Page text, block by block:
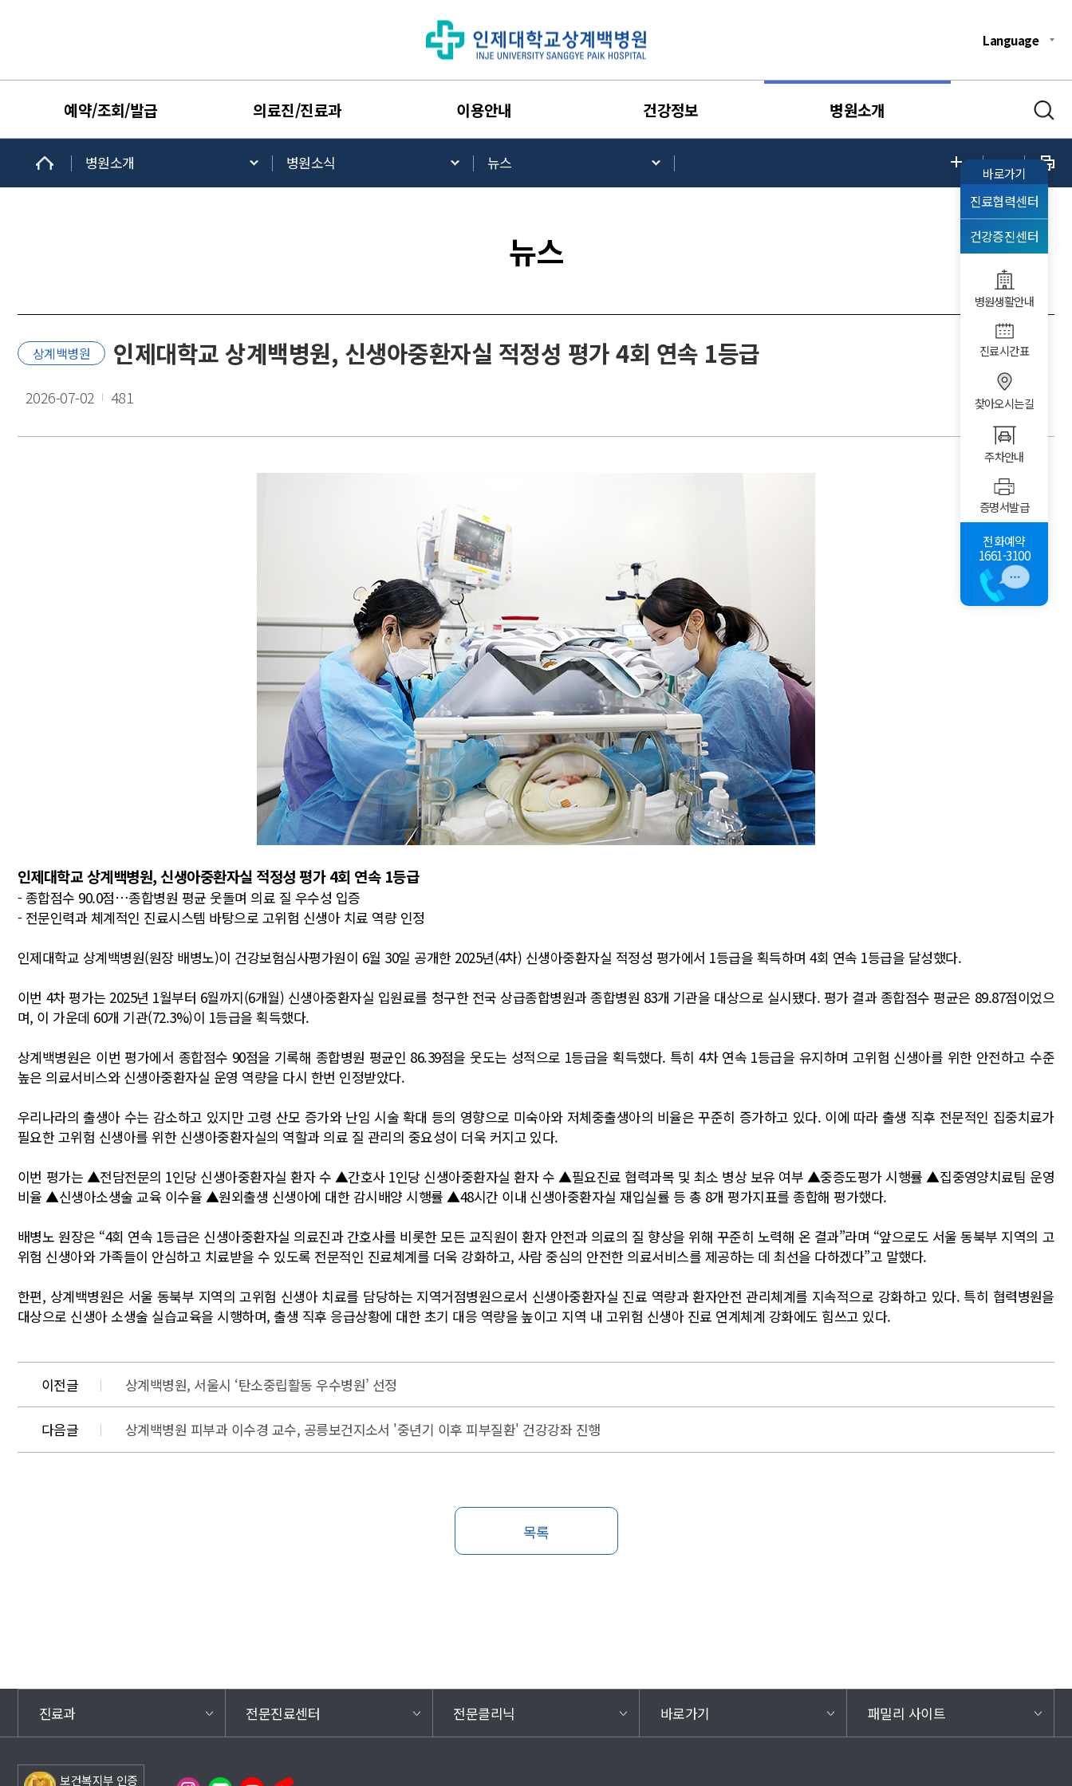
Language
예약/조회/발급 의료진/진료과 이용안내 건강정보 병원소개
병원소개 병원소식 뉴스
뉴스
상계백병원 인제대학교 상계백병원, 신생아중환자실 적정성 평가 4회 연속 1등급
2026-07-02 481
인제대학교 상계백병원, 신생아중환자실 적정성 평가 4회 연속 1등급
- 종합점수 90.0점…종합병원 평균 웃돌며 의료 질 우수성 입증
- 전문인력과 체계적인 진료시스템 바탕으로 고위험 신생아 치료 역량 인정
인제대학교 상계백병원(원장 배병노)이 건강보험심사평가원이 6월 30일 공개한 2025년(4차) 신생아중환자실 적정성 평가에서 1등급을 획득하며 4회 연속 1등급을 달성했다.
이번 4차 평가는 2025년 1월부터 6월까지(6개월) 신생아중환자실 입원료를 청구한 전국 상급종합병원과 종합병원 83개 기관을 대상으로 실시됐다. 평가 결과 종합점수 평균은 89.87점이었으
며, 이 가운데 60개 기관(72.3%)이 1등급을 획득했다.
상계백병원은 이번 평가에서 종합점수 90점을 기록해 종합병원 평균인 86.39점을 웃도는 성적으로 1등급을 획득했다. 특히 4차 연속 1등급을 유지하며 고위험 신생아를 위한 안전하고 수준
높은 의료서비스와 신생아중환자실 운영 역량을 다시 한번 인정받았다.
우리나라의 출생아 수는 감소하고 있지만 고령 산모 증가와 난임 시술 확대 등의 영향으로 미숙아와 저체중출생아의 비율은 꾸준히 증가하고 있다. 이에 따라 출생 직후 전문적인 집중치료가
필요한 고위험 신생아를 위한 신생아중환자실의 역할과 의료 질 관리의 중요성이 더욱 커지고 있다.
이번 평가는 ▲전담전문의 1인당 신생아중환자실 환자 수 ▲간호사 1인당 신생아중환자실 환자 수 ▲필요진료 협력과목 및 최소 병상 보유 여부 ▲중증도평가 시행률 ▲집중영양치료팀 운영
비율 ▲신생아소생술 교육 이수율 ▲원외출생 신생아에 대한 감시배양 시행률 ▲48시간 이내 신생아중환자실 재입실률 등 총 8개 평가지표를 종합해 평가했다.
배병노 원장은 “4회 연속 1등급은 신생아중환자실 의료진과 간호사를 비롯한 모든 교직원이 환자 안전과 의료의 질 향상을 위해 꾸준히 노력해 온 결과”라며 “앞으로도 서울 동북부 지역의 고
위험 신생아와 가족들이 안심하고 치료받을 수 있도록 전문적인 진료체계를 더욱 강화하고, 사람 중심의 안전한 의료서비스를 제공하는 데 최선을 다하겠다”고 말했다.
한편, 상계백병원은 서울 동북부 지역의 고위험 신생아 치료를 담당하는 지역거점병원으로서 신생아중환자실 진료 역량과 환자안전 관리체계를 지속적으로 강화하고 있다. 특히 협력병원을
대상으로 신생아 소생술 실습교육을 시행하며, 출생 직후 응급상황에 대한 초기 대응 역량을 높이고 지역 내 고위험 신생아 진료 연계체계 강화에도 힘쓰고 있다.
이전글 상계백병원, 서울시 ‘탄소중립활동 우수병원’ 선정
다음글 상계백병원 피부과 이수경 교수, 공릉보건지소서 '중년기 이후 피부질환' 건강강좌 진행
목록
바로가기
진료협력센터
건강증진센터
병원생활안내
진료시간표
찾아오시는길
주차안내
증명서발급
전화예약
1661-3100
진료과 전문진료센터 전문클리닉 바로가기 패밀리 사이트
보건복지부 인증